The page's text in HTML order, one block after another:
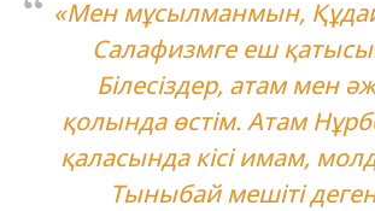
«Мен мұсылманмын,
Салафизмге еш
Білесіздер, атам мен
қолында өстім. Атам
қаласында кісі имам,
Тыныбай мешіті